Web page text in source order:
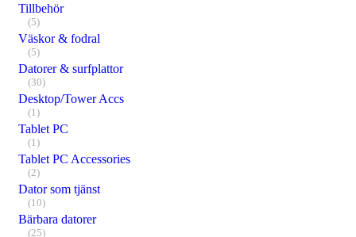
Tillbehör
(5)
Väskor & fodral
(5)
Datorer & surfplattor
(30)
Desktop/Tower Accs
(1)
Tablet PC
(1)
Tablet PC Accessories
(2)
Dator som tjänst
(10)
Bärbara datorer
(25)